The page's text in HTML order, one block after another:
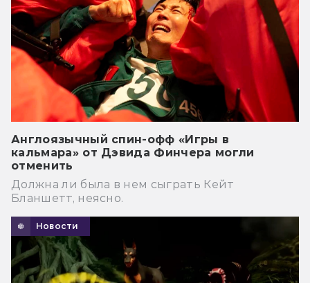
Англоязычный спин-офф «Игры в
кальмара» от Дэвида Финчера могли
отменить
Должна ли была в нем сыграть Кейт
Бланшетт, неясно.
Новости